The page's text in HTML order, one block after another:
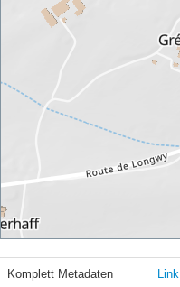
Komplett Metadaten Link